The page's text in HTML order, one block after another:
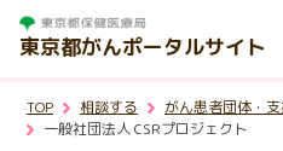
東京都がんポータルサイト
がんを知る
TOP 相談する
がん患者団体・
一般社団法人 CSRプロジェクト